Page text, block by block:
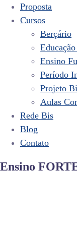
Proposta
Cursos
Berçário
Ensino
Período
Projeto
Aulas
Rede Bis
Blog
Contato
Ensino